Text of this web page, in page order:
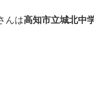
んは高知市立城北中